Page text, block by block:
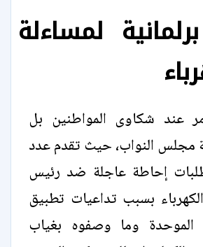
لمساءلة
عند شكاوى المواطنين بل
مجلس النواب، حيث تقدم عدد
إحاطة عاجلة ضد رئيس
بسبب تداعيات تطبيق
الموحدة وما وصفوه بغياب